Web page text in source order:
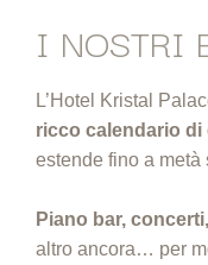
I NOSTRI
L’Hotel Kristal
ricco calendario di
estende fino a metà
Piano bar,
altro ancora… per